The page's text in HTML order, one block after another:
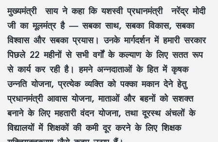
मुख्यमंत्री साय ने कहा कि यशस्वी प्रधानमंत्री नरेंद्र मोदी
जी का मूलमंत्र है — सबका साथ, सबका विकास, सबका
विश्वास और सबका प्रयास। उनके मार्गदर्शन में हमारी सरकार
पिछले 22 महीनों से सभी वर्गों के कल्याण के लिए सतत रूप
से कार्य कर रही है। हमने अन्नदाताओं के हित में कृषक
उन्नति योजना, प्रत्येक व्यक्ति को पक्का मकान देने हेतु
प्रधानमंत्री आवास योजना, माताओं और बहनों को सशक्त
बनाने के लिए महतारी वंदन योजना, तथा दूरस्थ अंचलों के
विद्यालयों में शिक्षकों की कमी दूर करने के लिए शिक्षक